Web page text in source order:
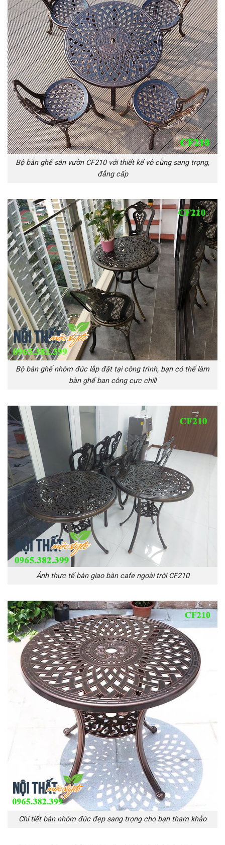
Bộ bàn ghế sân vườn CF210 với thiết kế vô cùng sang trọng,
đẳng cấp
Bộ bàn ghế nhôm đúc lắp đặt tại công trình, bạn có thể làm
bàn ghế ban công cực chill
Ảnh thực tế bàn giao bàn cafe ngoài trời CF210
Chi tiết bàn nhôm đúc đẹp sang trọng cho bạn tham khảo